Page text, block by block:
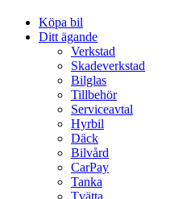
Köpa bil
Ditt ägande
Verkstad
Skadeverkstad
Bilglas
Tillbehör
Serviceavtal
Hyrbil
Däck
Bilvård
CarPay
Tanka